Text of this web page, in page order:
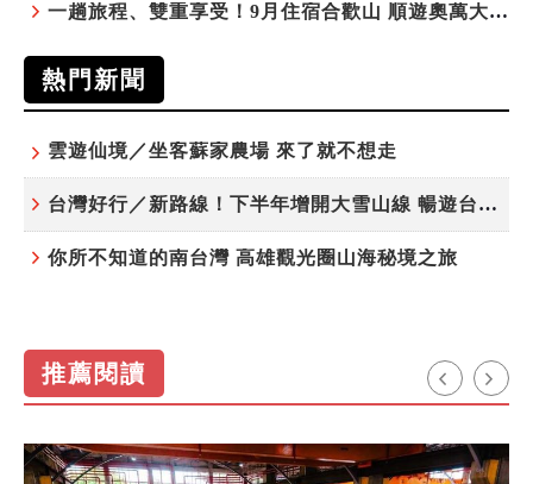
一趟旅程、雙重享受！9月住宿合歡山 順遊奧萬大10元優惠入園
熱門新聞
雲遊仙境／坐客蘇家農場 來了就不想走
台灣好行／新路線！下半年增開大雪山線 暢遊台中更便利
你所不知道的南台灣 高雄觀光圈山海秘境之旅
推薦閱讀